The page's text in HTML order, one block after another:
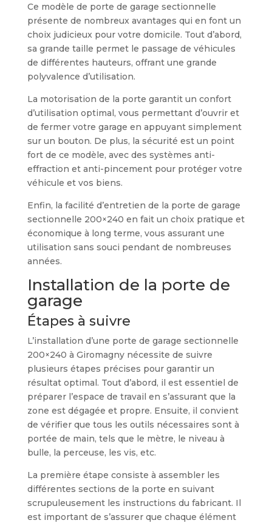
Ce modèle de porte de garage sectionnelle
présente de nombreux avantages qui en font un
choix judicieux pour votre domicile. Tout d’abord,
sa grande taille permet le passage de véhicules
de différentes hauteurs, offrant une grande
polyvalence d’utilisation.
La motorisation de la porte garantit un confort
d’utilisation optimal, vous permettant d’ouvrir et
de fermer votre garage en appuyant simplement
sur un bouton. De plus, la sécurité est un point
fort de ce modèle, avec des systèmes anti-
effraction et anti-pincement pour protéger votre
véhicule et vos biens.
Enfin, la facilité d’entretien de la porte de garage
sectionnelle 200×240 en fait un choix pratique et
économique à long terme, vous assurant une
utilisation sans souci pendant de nombreuses
années.
Installation de la porte de
garage
Étapes à suivre
L’installation d’une porte de garage sectionnelle
200×240 à Giromagny nécessite de suivre
plusieurs étapes précises pour garantir un
résultat optimal. Tout d’abord, il est essentiel de
préparer l’espace de travail en s’assurant que la
zone est dégagée et propre. Ensuite, il convient
de vérifier que tous les outils nécessaires sont à
portée de main, tels que le mètre, le niveau à
bulle, la perceuse, les vis, etc.
La première étape consiste à assembler les
différentes sections de la porte en suivant
scrupuleusement les instructions du fabricant. Il
est important de s’assurer que chaque élément